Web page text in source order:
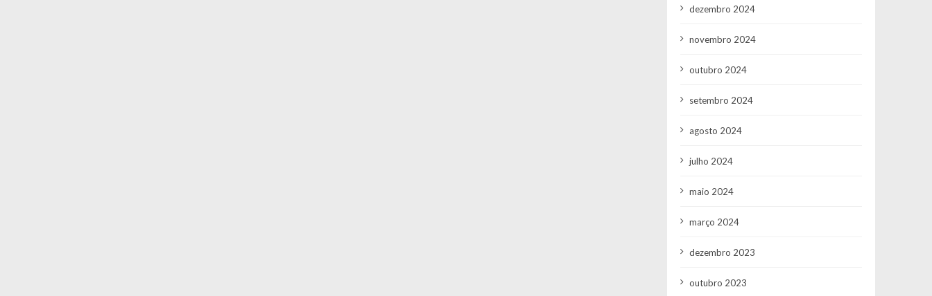
dezembro 2024
novembro 2024
outubro 2024
setembro 2024
agosto 2024
julho 2024
maio 2024
março 2024
dezembro 2023
outubro 2023